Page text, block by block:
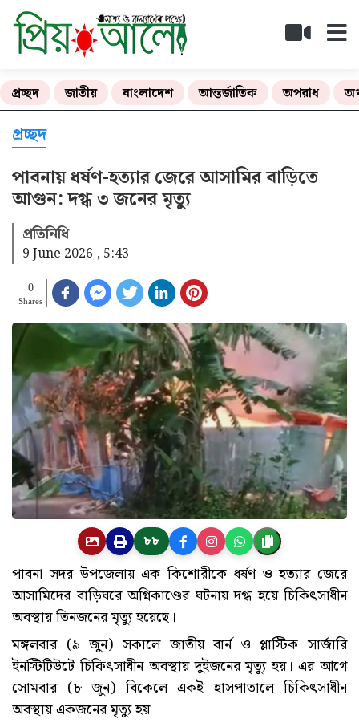
প্রচ্ছদ জাতীয় বাংলাদেশ আন্তর্জাতিক অপরাধ
প্রচ্ছদ
পাবনায় ধর্ষণ-হত্যার জেরে আসামির বাড়িতে
আগুন: দগ্ধ ৩ জনের মৃত্যু
প্রতিনিধি
9 June 2026 , 5:43
0
Shares
৮৮
পাবনা সদর উপজেলায় এক কিশোরীকে ধর্ষণ ও হত্যার জেরে
আসামিদের বাড়িঘরে অগ্নিকাণ্ডের ঘটনায় দগ্ধ হয়ে চিকিৎসাধীন
অবস্থায় তিনজনের মৃত্যু হয়েছে।
মঙ্গলবার (৯ জুন) সকালে জাতীয় বার্ন ও প্লাস্টিক সার্জারি
ইনস্টিটিউটে চিকিৎসাধীন অবস্থায় দুইজনের মৃত্যু হয়। এর আগে
সোমবার (৮ জুন) বিকেলে একই হাসপাতালে চিকিৎসাধীন
অবস্থায় একজনের মৃত্যু হয়।